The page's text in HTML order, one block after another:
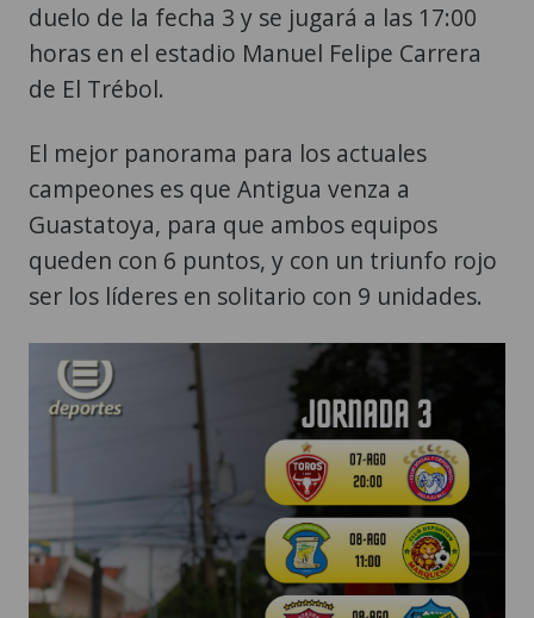
duelo de la fecha 3 y se jugará a las 17:00
horas en el estadio Manuel Felipe Carrera
de El Trébol.
El mejor panorama para los actuales
campeones es que Antigua venza a
Guastatoya, para que ambos equipos
queden con 6 puntos, y con un triunfo rojo
ser los líderes en solitario con 9 unidades.